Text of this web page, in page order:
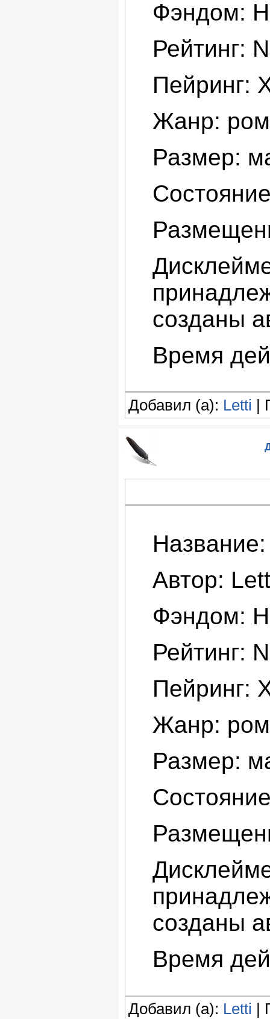
Фэндом:
Рейтинг:
Пейринг:
Жанр:
Размер:
созданы
Время
Добавил (а): Letti |
Автор:
Фэндом:
Рейтинг:
Пейринг:
Жанр:
Размер:
созданы
Время
Добавил (а): Letti |